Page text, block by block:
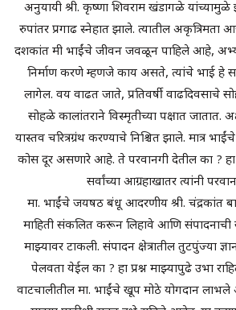
अनुयायी श्री. कृष्णा शिवराम खंडागळे
रुपांतर प्रगाढ स्नेहात झाले. त्यातील
दशकांत मी भाईंचे जीवन जवळून पाहिले आहे,
निर्माण करणे म्हणजे काय असते, त्यांचे भाई हे
लागेल. वय वाढत जाते, प्रतिवर्षी वाढदिवसाचे
सोहळे कालांतराने विस्मृतीच्या पक्षात जातात.
यास्तव चरित्रग्रंथ करण्याचे निश्चित झाले. मात्र
कोस दूर असणारे आहे. ते परवानगी देतील का ? हा
सर्वांच्या आग्रहाखातर त्यांनी
मा. भाईंचे जयषठ बंधू आदरणीय श्री. चंद्रकांत
माहिती संकलित करून लिहावे आणि संपादनाची
माझ्यावर टाकली. संपादन क्षेत्रातील तुटपुंज्या
पेलवता येईल का ? हा प्रश्न माझ्यापुढे उभा
वाटचालीतील मा. भाईंचे खूप मोठे योगदान